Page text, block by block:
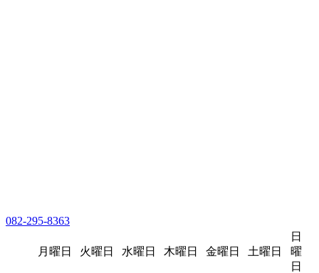
082-295-8363
月曜日 火曜日 水曜日 木曜日 金曜日 土曜日
日
曜
日